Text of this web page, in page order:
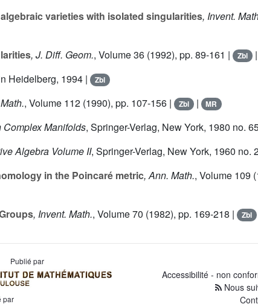
varieties with isolated singularities, Invent.
, J. Diff. Geom., Volume 36 (1992), pp. 89-161 | Zbl |
Heidelberg, 1994 | Zbl
, Volume 112 (1990), pp. 107-156 | Zbl | MR
Manifolds, Springer-Verlag, New York, 1980 no.
Algebra Volume II, Springer-Verlag, New York, 1960 no.
in the Poincaré metric, Ann. Math., Volume 109
, Invent. Math., Volume 70 (1982), pp. 169-218 | Zbl
Publié par
par
Accessibilité - non
Nous